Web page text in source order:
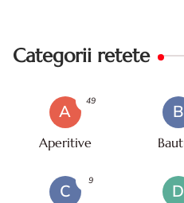
Categorii retete
A
Aperitive
49
B
C
9
D